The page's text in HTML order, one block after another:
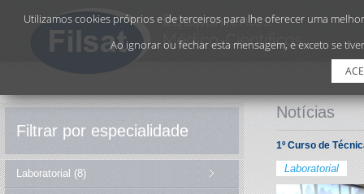
Filtrar por especialidade
Laboratorial (8)
Notícias
1º Curso de
Laboratorial
Utilizamos cookies próprios e de terceiros para lhe oferecer uma
Ao ignorar ou fechar esta mensagem, e exceto se